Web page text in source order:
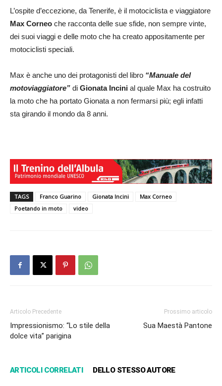
L’ospite d’eccezione, da Tenerife, è il motociclista e viaggiatore
Max Corneo che racconta delle sue sfide, non sempre vinte,
dei suoi viaggi e delle moto che ha creato appositamente per
motociclisti speciali.
Max è anche uno dei protagonisti del libro “Manuale del
motoviaggiatore” di Gionata Incini al quale Max ha costruito
la moto che ha portato Gionata a non fermarsi più; egli infatti
sta girando il mondo da 8 anni.
TAGS Franco Guarino Gionata Incini
Max Corneo
Poetando in moto
video
Articolo Precedente
Impressionismo: “Lo stile della
dolce vita” parigina
Prossimo articolo
Sua Maestà Pantone
ARTICOLI CORRELATI DELLO STESSO AUTORE